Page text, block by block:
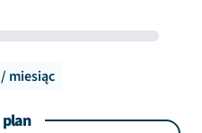
miesięcznie
miesiąc
plan